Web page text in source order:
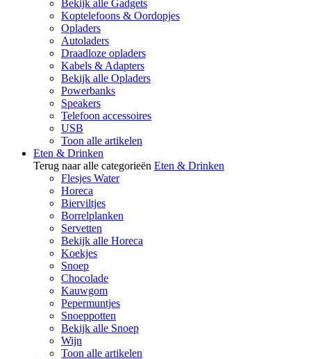
Bekijk alle Gadgets
Koptelefoons & Oordopjes
Opladers
Autoladers
Draadloze opladers
Kabels & Adapters
Bekijk alle Opladers
Powerbanks
Speakers
Telefoon accessoires
USB
Toon alle artikelen
Eten & Drinken
Terug naar alle categorieën Eten & Drinken
Flesjes Water
Horeca
Bierviltjes
Borrelplanken
Servetten
Bekijk alle Horeca
Koekjes
Snoep
Chocolade
Kauwgom
Pepermuntjes
Snoeppotten
Bekijk alle Snoep
Wijn
Toon alle artikelen